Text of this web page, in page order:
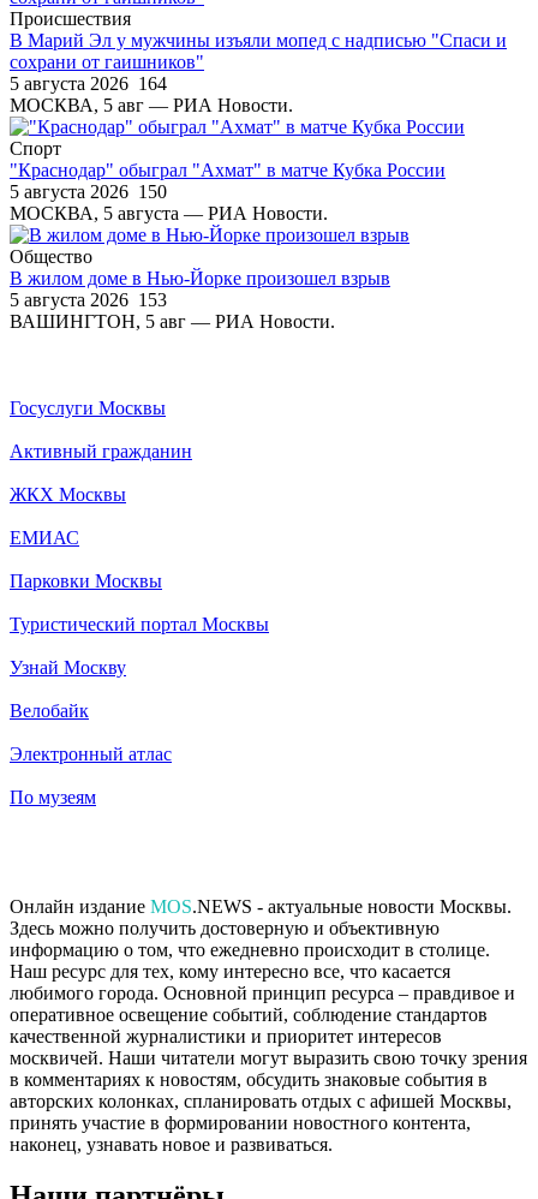
Происшествия
В Марий Эл у мужчины изъяли мопед с надписью "Спаси и
сохрани от гаишников"
5 августа 2026 164
МОСКВА, 5 авг — РИА Новости.
Спорт
"Краснодар" обыграл "Ахмат" в матче Кубка России
5 августа 2026 150
МОСКВА, 5 августа — РИА Новости.
Общество
В жилом доме в Нью-Йорке произошел взрыв
5 августа 2026 153
ВАШИНГТОН, 5 авг — РИА Новости.
Госуслуги Москвы
Активный гражданин
ЖКХ Москвы
ЕМИАС
Парковки Москвы
Туристический портал Москвы
Узнай Москву
Велобайк
Электронный атлас
По музеям
Онлайн издание MOS.NEWS - актуальные новости Москвы.
Здесь можно получить достоверную и объективную
информацию о том, что ежедневно происходит в столице.
Наш ресурс для тех, кому интересно все, что касается
любимого города. Основной принцип ресурса – правдивое и
оперативное освещение событий, соблюдение стандартов
качественной журналистики и приоритет интересов
москвичей. Наши читатели могут выразить свою точку зрения
в комментариях к новостям, обсудить знаковые события в
авторских колонках, спланировать отдых с афишей Москвы,
принять участие в формировании новостного контента,
наконец, узнавать новое и развиваться.